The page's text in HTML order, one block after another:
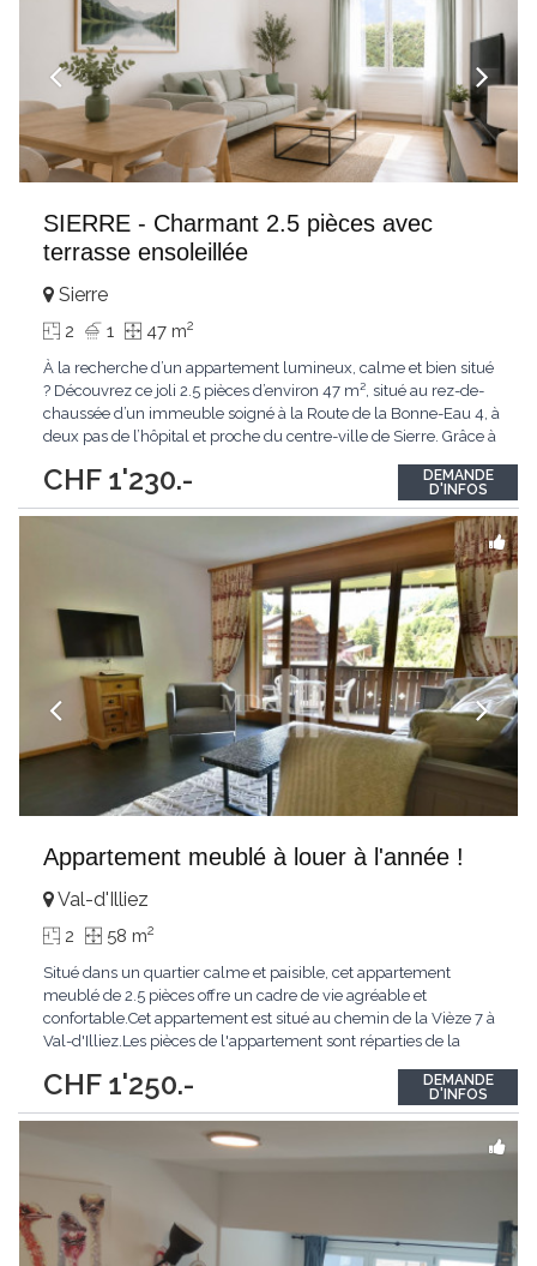
SIERRE - Charmant 2.5 pièces avec
terrasse ensoleillée
CHF 1'230.-
Sierre
2 1 47 m2
À la recherche d’un appartement lumineux, calme et bien situé
? Découvrez ce joli 2.5 pièces d’environ 47 m², situé au rez-de-
chaussée d’un immeuble soigné à la Route de la Bonne-Eau 4, à
deux pas de l’hôpital et proche du centre-ville de Sierre. Grâce à
extérieur pour profiter du soleil en toute tranquillité. Un...
DEMANDE
D'INFOS
Appartement meublé à louer à l'année !
CHF 1'250.-
Val-d'Illiez
2 58 m2
Situé dans un quartier calme et paisible, cet appartement
meublé de 2.5 pièces offre un cadre de vie agréable et
confortable.Cet appartement est situé au chemin de la Vièze 7 à
Val-d'Illiez.Les pièces de l'appartement sont réparties de la
séjour lumineux- un balcon- une chambre- une salle de
bain/WCUne cave est également...
DEMANDE
D'INFOS